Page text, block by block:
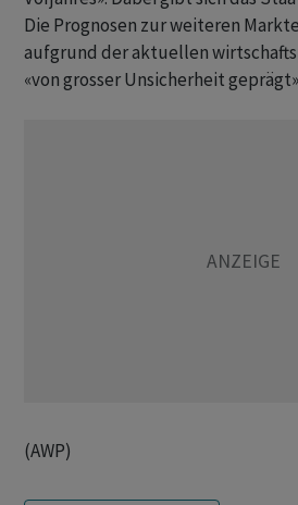
Die Prognosen zur weiteren
aufgrund der aktuellen
«von grosser Unsicherheit
(AWP)